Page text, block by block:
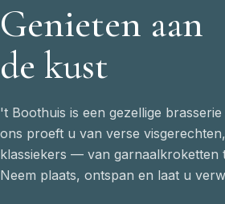
Genieten aan
de kust
't Boothuis is een gezellige
ons proeft u van verse
klassiekers — van garnaalkroketten
Neem plaats, ontspan en laat u